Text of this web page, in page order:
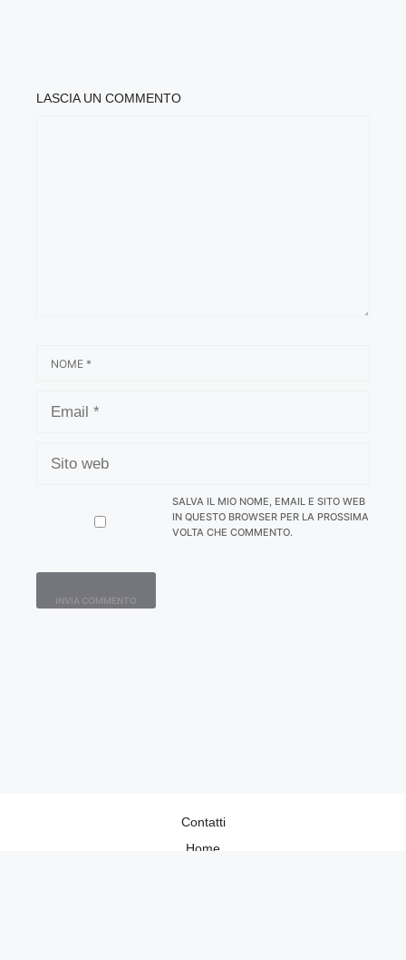
LASCIA UN COMMENTO
WEB
SALVA IL MIO NOME, EMAIL E SITO WEB
IN QUESTO BROWSER PER LA PROSSIMA
VOLTA CHE COMMENTO.
Contatti
Home